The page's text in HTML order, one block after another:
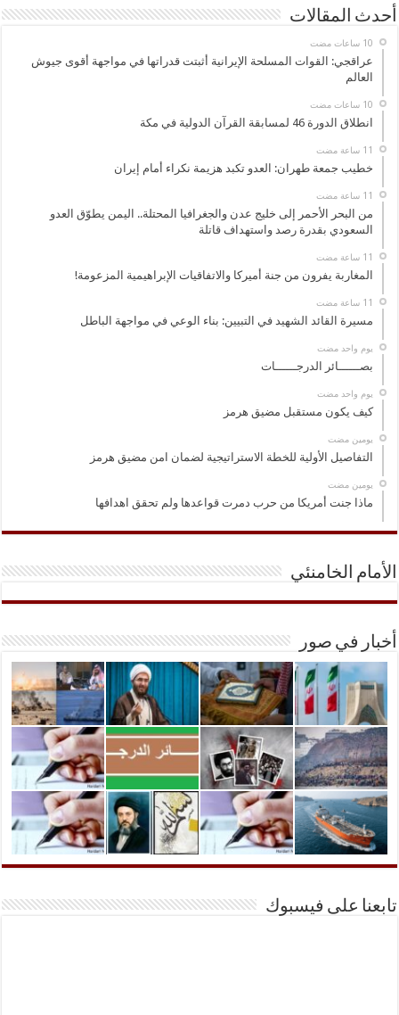
أحدث المقالات
عراقجي: القوات المسلحة الإيرانية أثبتت قدراتها في مواجهة أقوى جيوش
العالم
انطلاق الدورة 46 لمسابقة القرآن الدولية في مكة
خطيب جمعة طهران: العدو تكبد هزيمة نكراء أمام إيران
من البحر الأحمر إلى خليج عدن والجغرافيا المحتلة.. اليمن يطوّق العدو
السعودي بقدرة رصد واستهداف قاتلة
المغاربة يفرون من جنة أميركا والاتفاقيات الإبراهيمية المزعومة!
مسيرة القائد الشهيد في التبيين: بناء الوعي في مواجهة الباطل
‏يوم واحد مضت
بصــــــائر الدرجــــــات
‏يوم واحد مضت
كيف يكون مستقبل مضيق هرمز
‏يومين مضت
التفاصيل الأولية للخطة الاستراتيجية لضمان امن مضيق هرمز
‏يومين مضت
ماذا جنت أمريكا من حرب دمرت قواعدها ولم تحقق اهدافها
الأمام الخامنئي
أخبار في صور
تابعنا على فيسبوك